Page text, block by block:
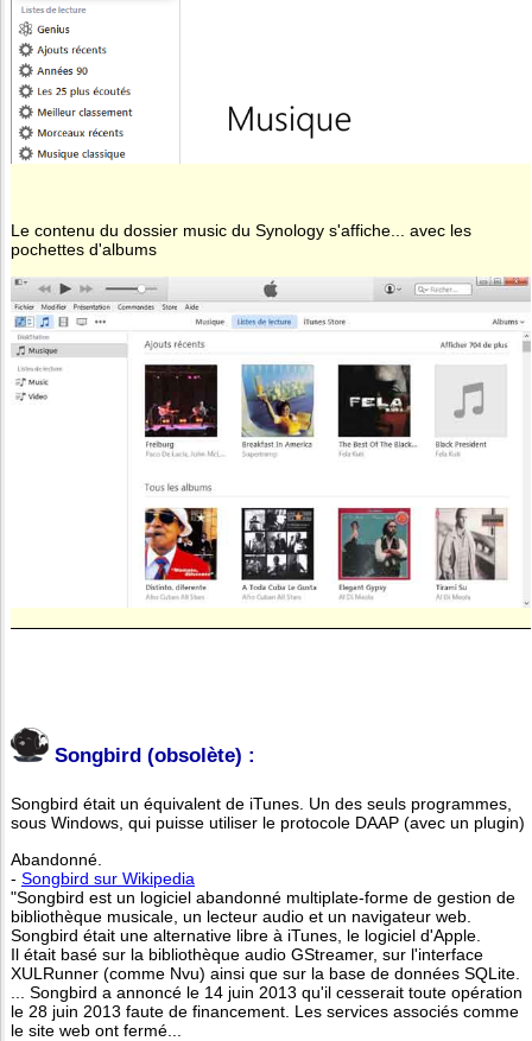
Le contenu du dossier music du Synology s'affiche... avec les
pochettes d'albums
Songbird (obsolète) :
Songbird était un équivalent de iTunes. Un des seuls programmes,
sous Windows, qui puisse utiliser le protocole DAAP (avec un plugin)
Abandonné.
- Songbird sur Wikipedia
"Songbird est un logiciel abandonné multiplate-forme de gestion de
bibliothèque musicale, un lecteur audio et un navigateur web.
Songbird était une alternative libre à iTunes, le logiciel d'Apple.
Il était basé sur la bibliothèque audio GStreamer, sur l'interface
XULRunner (comme Nvu) ainsi que sur la base de données SQLite.
... Songbird a annoncé le 14 juin 2013 qu'il cesserait toute opération
le 28 juin 2013 faute de financement. Les services associés comme
le site web ont fermé...